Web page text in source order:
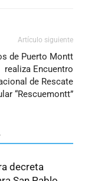
Artículo siguiente
de Puerto Montt
realiza Encuentro
de Rescate
“Rescuemontt”
decreta